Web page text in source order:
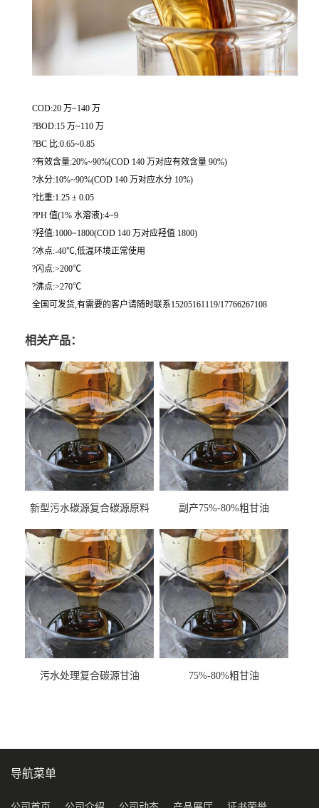
COD:20 万~140 万
?BOD:15 万~110 万
?BC 比:0.65~0.85
?有效含量:20%~90%(COD 140 万对应有效含量 90%)
?水分:10%~90%(COD 140 万对应水分 10%)
?比重:1.25 ± 0.05
?PH 值(1% 水溶液):4~9
?羟值:1000~1800(COD 140 万对应羟值 1800)
?冰点:-40℃,低温环境正常使用
?闪点:>200℃
?沸点:>270℃
全国可发货,有需要的客户请随时联系15205161119/17766267108
相关产品：
新型污水碳源复合碳源原料
副产75%-80%粗甘油
污水处理复合碳源甘油
75%-80%粗甘油
导航菜单